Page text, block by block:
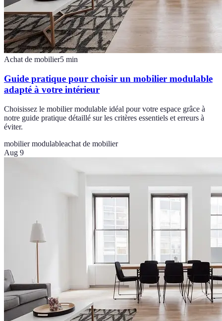
Achat de mobilier5 min
Guide pratique pour choisir un mobilier modulable
adapté à votre intérieur
Choisissez le mobilier modulable idéal pour votre espace grâce à
notre guide pratique détaillé sur les critères essentiels et erreurs à
éviter.
mobilier modulableachat de mobilier
Aug 9